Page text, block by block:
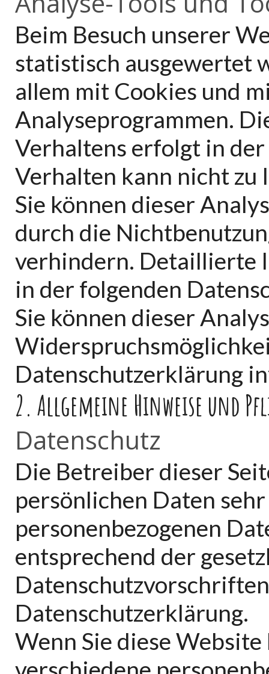
Beim Besuch unserer
statistisch ausgewertet
allem mit Cookies und
Analyseprogrammen.
Verhaltens erfolgt in der
Verhalten kann nicht zu
Sie können dieser
durch die
verhindern. Detaillierte
in der folgenden
Sie können dieser
Datenschutzerklärung
2. Allgemeine Hinweise und
Datenschutz
Die Betreiber dieser
persönlichen Daten
personenbezogenen
entsprechend der
Datenschutzerklärung.
Wenn Sie diese